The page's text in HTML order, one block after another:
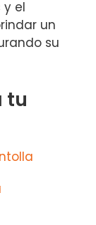
el
un
su
tu